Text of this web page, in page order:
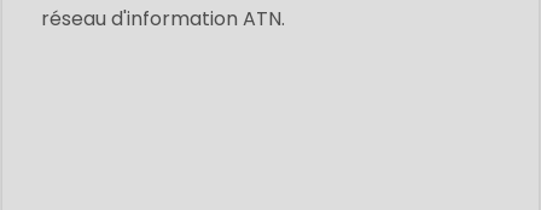
réseau d'information ATN.